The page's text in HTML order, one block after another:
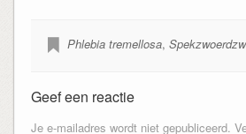
Phlebia tremellosa,
Geef een reactie
Je e-mailadres wordt niet gepubliceerd.